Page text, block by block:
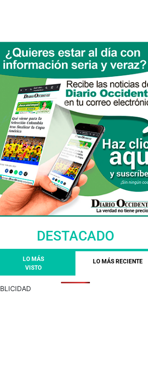
DESTACADO
LO MÁS
VISTO
LO MÁS RECIENTE